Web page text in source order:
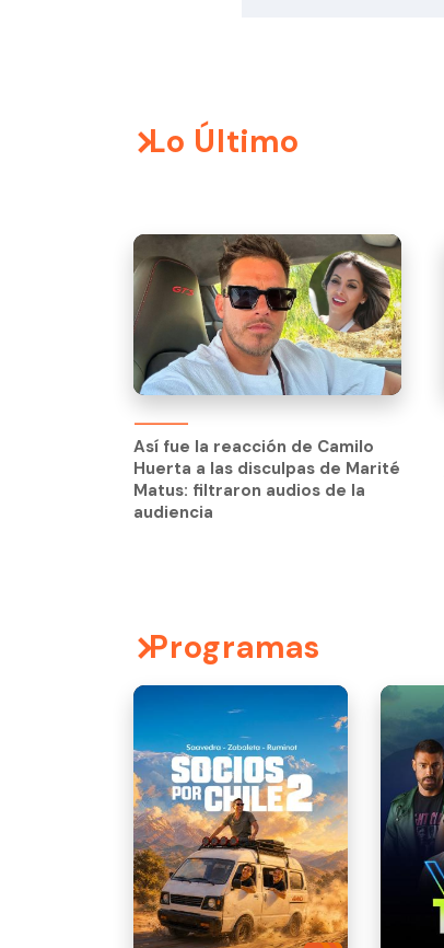
Lo Último
Así fue la reacción de Camilo
Huerta a las disculpas de Marité
Matus: filtraron audios de la
audiencia
Programas